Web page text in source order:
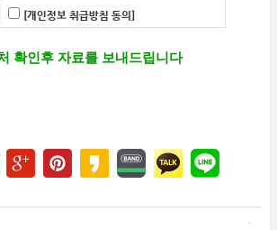
[개인정보 취급방침 동의]
확인후 자료를 보내드립니다